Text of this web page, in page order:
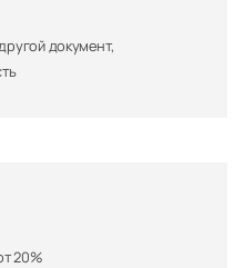
документ,
20%